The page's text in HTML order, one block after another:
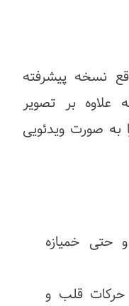
نسخه پیشرفته
بر تصویر
به صورت ویدئویی
حتی خمیازه
قلب و